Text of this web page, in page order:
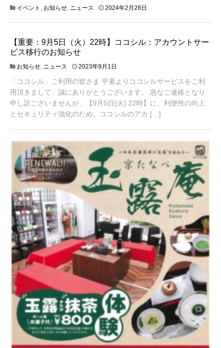
イベント お知らせ ニュース 2024年2月28日
【重要：9月5日（火）22時】ココシル：アカウントサー
ビス移行のお知らせ
お知らせ ニュース 2023年9月1日
「ココシル」ご利用の皆さま 平素よりココシルサービスをご利
用頂きまして、誠にありがとうございます。 急なご連絡となり
申し訳ございませんが、【9月5日(火) 22時】に、利便性の向上
とセキュリティ強化のため、ココシルのアカ […]